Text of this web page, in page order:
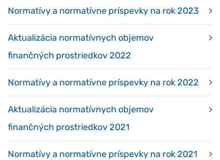
Normatívy a normatívne príspevky na rok 2023
Aktualizácia normatívnych objemov
finančných prostriedkov 2022
Normatívy a normatívne príspevky na rok 2022
Aktualizácia normatívnych objemov
finančných prostriedkov 2021
Normatívy a normatívne príspevky na rok 2021